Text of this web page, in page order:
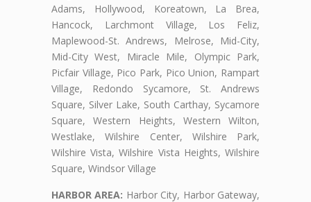
Adams, Hollywood, Koreatown, La Brea,
Hancock, Larchmont Village, Los Feliz,
Maplewood-St. Andrews, Melrose, Mid-City,
Mid-City West, Miracle Mile, Olympic Park,
Picfair Village, Pico Park, Pico Union, Rampart
Village, Redondo Sycamore, St. Andrews
Square, Silver Lake, South Carthay, Sycamore
Square, Western Heights, Western Wilton,
Westlake, Wilshire Center, Wilshire Park,
Wilshire Vista, Wilshire Vista Heights, Wilshire
Square, Windsor Village
HARBOR AREA: Harbor City, Harbor Gateway,